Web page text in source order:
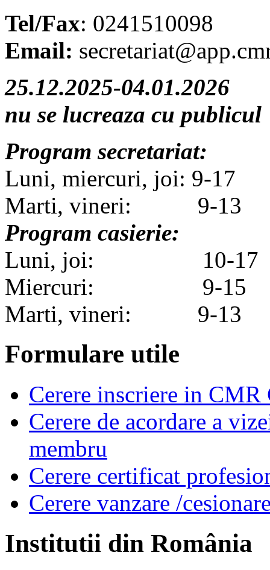
Tel/Fax: 0241510098
Email:
25.12.2025-04.01.2026
nu se lucreaza cu publicul
Program secretariat:
Luni, miercuri, joi: 9-17
Marti, vineri: 9-13
Program casierie:
Luni, joi: 10-17
Miercuri: 9-15
Marti, vineri: 9-13
Formulare utile
Cerere inscriere in CMR
Cerere de acordare a
membru
Cerere certificat
Cerere vanzare /
Institutii din România